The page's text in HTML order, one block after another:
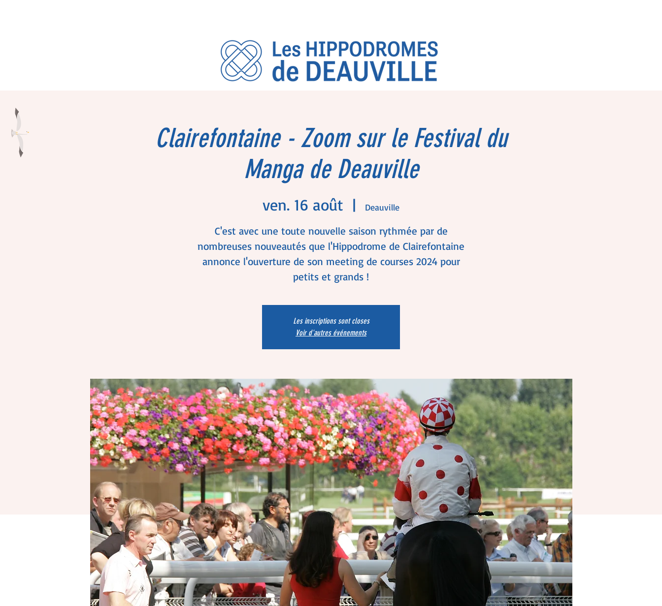
Clairefontaine - Zoom sur le Festival du
Manga de Deauville
ven. 16 août
  |
Deauville
C'est avec une toute nouvelle saison rythmée par de
nombreuses nouveautés que l'Hippodrome de Clairefontaine
annonce l'ouverture de son meeting de courses 2024 pour
petits et grands !
Les inscriptions sont closes
Voir d'autres événements